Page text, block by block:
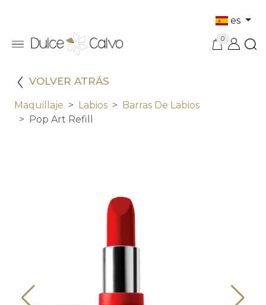
es
0
VOLVER ATRÁS
Maquillaje Labios
Barras De Labios
Pop Art Refill